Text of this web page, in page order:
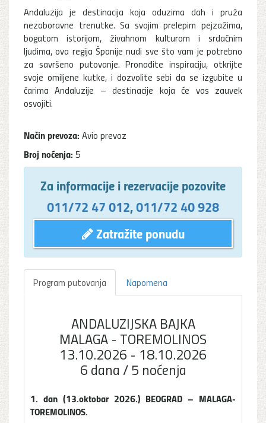
Andaluzija je destinacija koja oduzima dah i pruža
nezaboravne trenutke. Sa svojim prelepim pejzažima,
bogatom istorijom, živahnom kulturom i srdačnim
ljudima, ova regija Španije nudi sve što vam je potrebno
za savršeno putovanje. Pronađite inspiraciju, otkrijte
svoje omiljene kutke, i dozvolite sebi da se izgubite u
čarima Andaluzije – destinacije koja će vas zauvek
osvojiti.
Način prevoza: Avio prevoz
Broj noćenja: 5
Za informacije i rezervacije pozovite
011/72 47 012,011/72 40 928
Zatražite ponudu
Program putovanja Napomena
ANDALUZIJSKA BAJKA
MALAGA - TOREMOLINOS
13.10.2026 - 18.10.2026
6 dana / 5 noćenja
1. dan (13.oktobar 2026.) BEOGRAD – MALAGA-
TOREMOLINOS.